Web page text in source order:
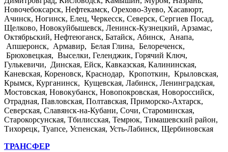
Новочебоксарск, Нефтекамск, Орехово-Зуево, Хасавюрт,
Ачинск, Ногинск, Елец, Черкесск, Северск, Сергиев Посад,
Щелково, Новокуйбышевск, Ленинск-Кузнецкий, Арзамас,
Октябрьский, Нефтеюганск, Батайск, Абинск, Анапа,
Апшеронск, Армавир, Белая Глина, Белореченск,
Брюховецкая, Выселки, Геленджик, Горячий Ключ,
Гулькевичи, Динская, Ейск, Кавказская, Калининская,
Каневская, Кореновск, Краснодар, Кропоткин, Крыловская,
Крымск, Курганинск, Кущевская, Лабинск, Ленинградская,
Мостовская, Новокубанск, Новопокровская, Новороссийск,
Отрадная, Павловская, Полтавская, Приморско-Ахтарск,
Северская, Славянск-на-Кубани, Сочи, Староминская,
Старокорсунская, Тбилисская, Темрюк, Тимашевский район,
Тихорецк, Туапсе, Успенская, Усть-Лабинск, Щербиновская
ТРАНСФЕР